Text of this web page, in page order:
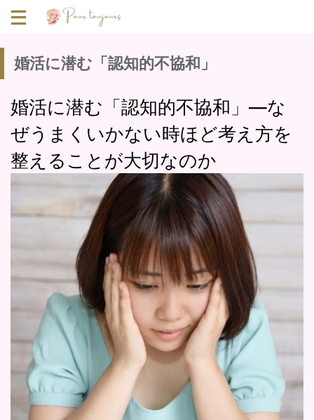
婚活に潜む「認知的不協和」
婚活に潜む「認知的不協和」―な
ぜうまくいかない時ほど考え方を
整えることが大切なのか